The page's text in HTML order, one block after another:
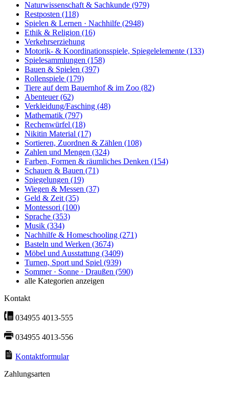
Naturwissenschaft & Sachkunde (979)
Restposten (118)
Spielen & Lernen · Nachhilfe (2948)
Ethik & Religion (16)
Verkehrserziehung
Motorik- & Koordinationsspiele, Spiegelelemente (133)
Spielesammlungen (158)
Bauen & Spielen (397)
Rollenspiele (179)
Tiere auf dem Bauernhof & im Zoo (82)
Abenteuer(62)
Verkleidung/Fasching (48)
Mathematik (797)
Rechenwürfel (18)
Nikitin Material (17)
Sortieren, Zuordnen & Zählen (108)
Zahlen und Mengen (324)
Farben, Formen & räumliches Denken (154)
Schauen & Bauen (71)
Spiegelungen (19)
Wiegen & Messen (37)
Geld & Zeit(35)
Montessori (100)
Sprache (353)
Musik (334)
Nachhilfe & Homeschooling (271)
Basteln und Werken (3674)
Möbel und Ausstattung (3409)
Turnen, Sport und Spiel (939)
Sommer · Sonne · Draußen (590)
alle Kategorien anzeigen
Kontakt
034955 4013-555
034955 4013-556
Kontaktformular
Zahlungsarten